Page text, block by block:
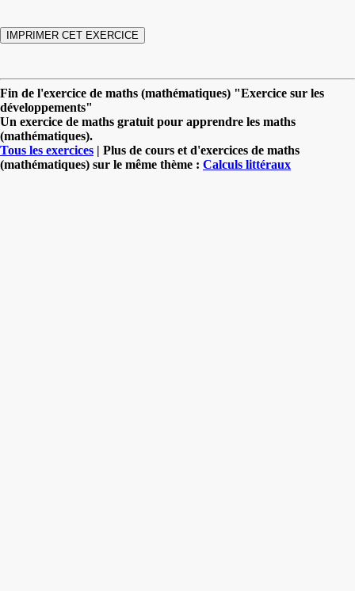
Fin de l'exercice de maths (mathématiques) "Exercice sur les
développements"
Un exercice de maths gratuit pour apprendre les maths
(mathématiques).
Tous les exercices | Plus de cours et d'exercices de maths
(mathématiques) sur le même thème : Calculs littéraux